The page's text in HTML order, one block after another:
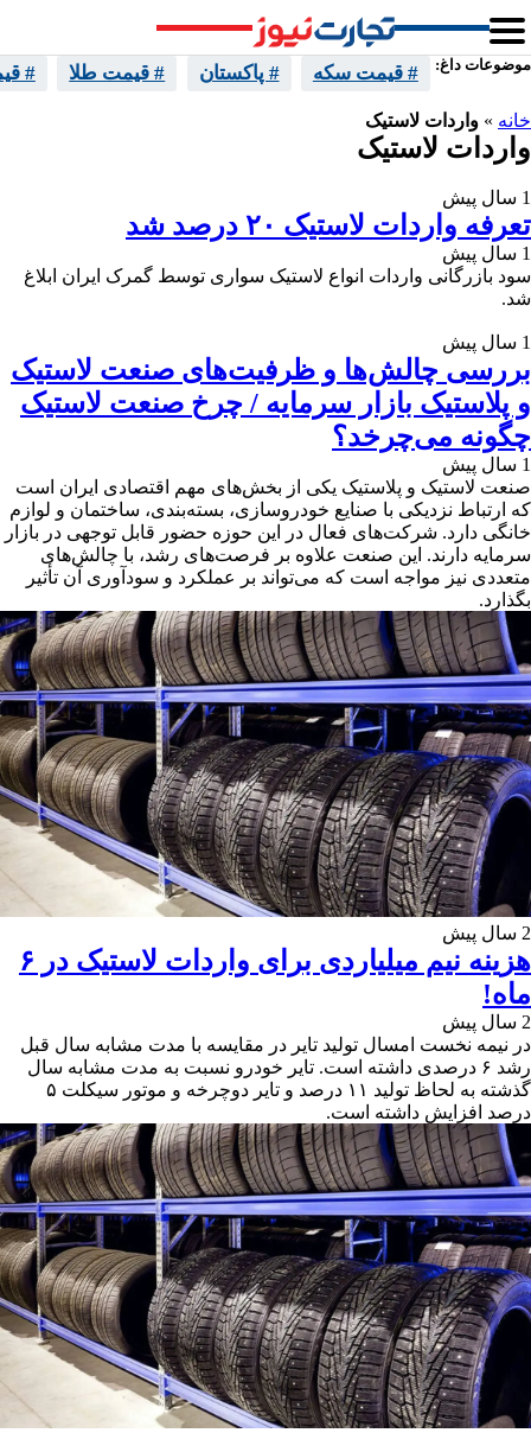
موضوعات داغ: # قیمت سکه # پاکستان # قیمت طلا #
خانه » واردات لاستیک
واردات لاستیک
1 سال پیش
تعرفه واردات لاستیک ۲۰ درصد شد
1 سال پیش
سود بازرگانی واردات انواع لاستیک سواری توسط گمرک ایران ابلاغ
شد.
1 سال پیش
بررسی چالش‌ها و ظرفیت‌های صنعت لاستیک
و پلاستیک بازار سرمایه / چرخ صنعت لاستیک
چگونه می‌چرخد؟
1 سال پیش
صنعت لاستیک و پلاستیک یکی از بخش‌های مهم اقتصادی ایران است
که ارتباط نزدیکی با صنایع خودروسازی، بسته‌بندی، ساختمان و لوازم
خانگی دارد. شرکت‌های فعال در این حوزه حضور قابل ‌توجهی در بازار
سرمایه دارند. این صنعت علاوه بر فرصت‌های رشد، با چالش‌های
متعددی نیز مواجه است که می‌تواند بر عملکرد و سودآوری آن تأثیر
بگذارد.
2 سال پیش
هزینه نیم میلیاردی برای واردات لاستیک در ۶
ماه!
2 سال پیش
در نیمه نخست امسال تولید تایر در مقایسه با مدت مشابه سال قبل
رشد ۶ درصدی داشته است. تایر خودرو نسبت به مدت مشابه سال
گذشته به لحاظ تولید ۱۱ درصد و تایر دوچرخه و موتور سیکلت ۵
درصد افزایش داشته است.